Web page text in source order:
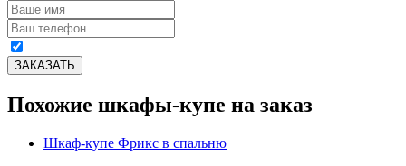
Похожие шкафы-купе на заказ
Шкаф-купе Фрикс в спальню